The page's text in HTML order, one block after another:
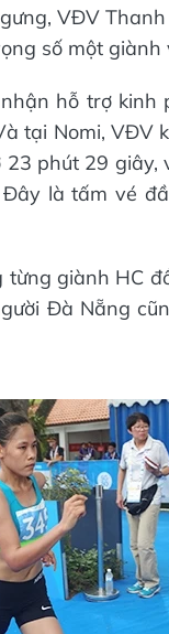
VĐV
số một giành
hỗ trợ
tại Nomi, VĐV
phút 29 giây,
là tấm vé
giành HC
Đà Nẵng